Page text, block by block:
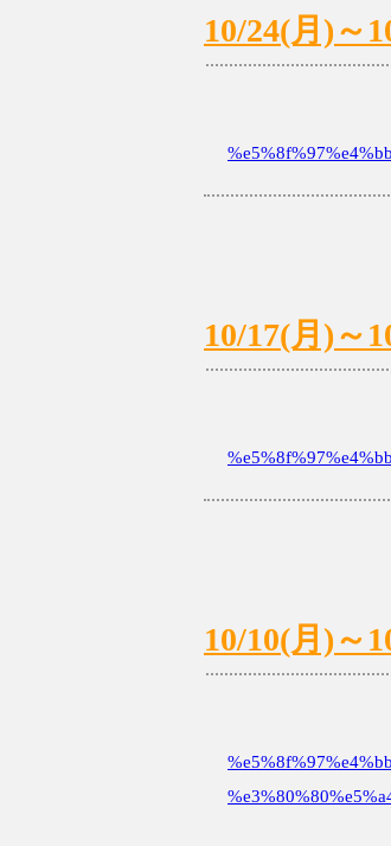
10/24(月)～
10/17(月)～
10/10(月)～